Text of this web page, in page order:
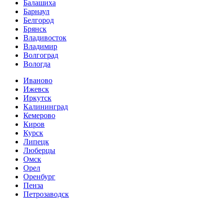
Балашиха
Барнаул
Белгород
Брянск
Владивосток
Владимир
Волгоград
Вологда
Иваново
Ижевск
Иркутск
Калининград
Кемерово
Киров
Курск
Липецк
Люберцы
Омск
Орел
Оренбург
Пенза
Петрозаводск